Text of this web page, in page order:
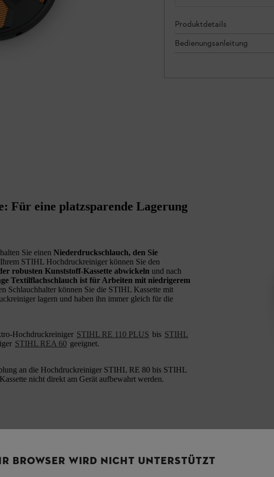
Produktdetails
Bedienungsanleitung
Für eine platzsparende Lagerung
Sie einen Niederdruckschlauch, den Sie
STIHL Hochdruckreiniger können Sie den
robusten Kunststoff-Kassette abwickeln und nach
Textilflachschlauch ist für Arbeiten mit niedrigerem
Schlauchhalter können Sie die STIHL Kassette mit
lagern und haben ihn immer gleich für die
Hochdruckreiniger STIHL RE 110 PLUS bis STIHL
STIHL REA 60 geeignet.
an die Hochdruckreiniger STIHL RE 80 bis STIHL
nicht direkt am Gerät aufbewahrt werden.
BROWSER WIRD NICHT UNTERSTÜTZT